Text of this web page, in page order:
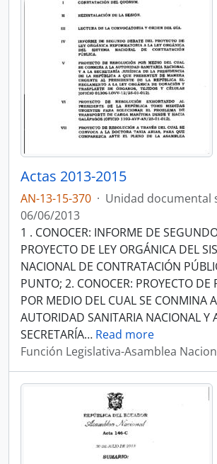
Actas 2013-2015
AN-13-15-370 · Unidad documental
06/06/2013
1 . CONOCER: INFORME DE
PROYECTO DE LEY ORGÁNICA DEL
NACIONAL DE CONTRATACIÓN
PUNTO; 2. CONOCER: PROYECTO DE
POR MEDIO DEL CUAL SE CONMINA
AUTORIDAD SANITARIA NACIONAL Y
SECRETARÍA… Read more
Función Legislativa-Asamblea